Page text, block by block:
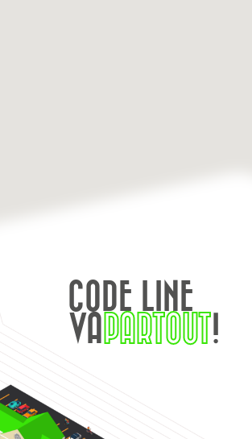
CODE LINE
VAPARTOUT!